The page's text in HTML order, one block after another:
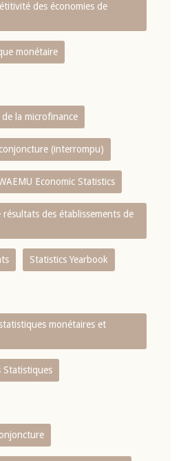
des économies de
monétaire
la microfinance
(interrompu)
Economic Statistics
des établissements de
Statistics Yearbook
monétaires et
Statistiques